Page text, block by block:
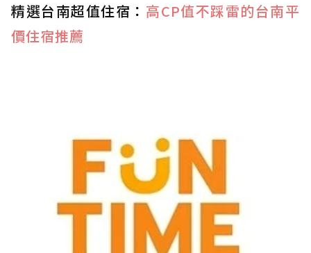
精選台南超值住宿 ： 高CP值不踩雷的台南平
價住宿推薦